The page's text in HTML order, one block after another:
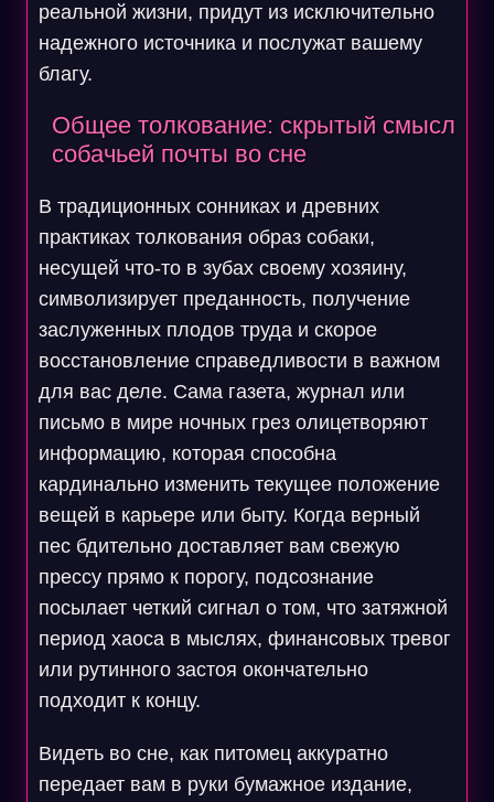
реальной жизни, придут из исключительно
надежного источника и послужат вашему
благу.
Общее толкование: скрытый смысл
собачьей почты во сне
В традиционных сонниках и древних
практиках толкования образ собаки,
несущей что-то в зубах своему хозяину,
символизирует преданность, получение
заслуженных плодов труда и скорое
восстановление справедливости в важном
для вас деле. Сама газета, журнал или
письмо в мире ночных грез олицетворяют
информацию, которая способна
кардинально изменить текущее положение
вещей в карьере или быту. Когда верный
пес бдительно доставляет вам свежую
прессу прямо к порогу, подсознание
посылает четкий сигнал о том, что затяжной
период хаоса в мыслях, финансовых тревог
или рутинного застоя окончательно
подходит к концу.
Видеть во сне, как питомец аккуратно
передает вам в руки бумажное издание,